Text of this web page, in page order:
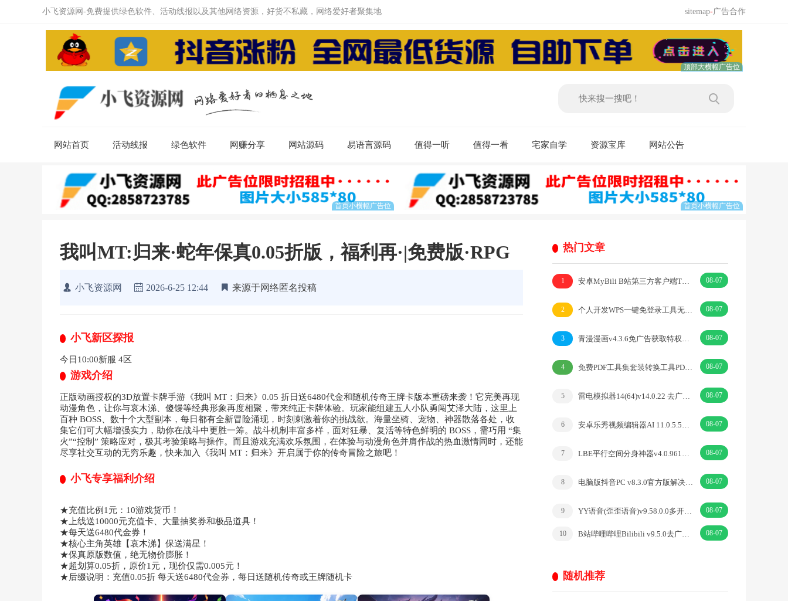
小飞资源网-免费提供绿色软件、活动线报以及其他网络资源，好货不私藏，网络爱好者聚集地 sitemap-广告合作
网站首页 活动线报 绿色软件 网赚分享 网站源码 易语言源码 值得一听 值得一看 宅家自学 资源宝库 网站公告
我叫MT:归来·蛇年保真0.05折版，福利再·|免费版·RPG
小飞资源网 2026-6-25 12:44 来源于网络匿名投稿
小飞新区探报
今日10:00新服 4区
游戏介绍
正版动画授权的3D放置卡牌手游《我叫 MT：归来》0.05 折日送6480代金和随机传奇王牌卡版本重磅来袭！它完美再现
动漫角色，让你与哀木涕、傻馒等经典形象再度相聚，带来纯正卡牌体验。玩家能组建五人小队勇闯艾泽大陆，这里上
百种 BOSS、数十个大型副本，每日都有全新冒险涌现，时刻刺激着你的挑战欲。海量坐骑、宠物、神器散落各处，收
集它们可大幅增强实力，助你在战斗中更胜一筹。战斗机制丰富多样，面对狂暴、复活等特色鲜明的 BOSS，需巧用 “集
火”“控制” 策略应对，极其考验策略与操作。而且游戏充满欢乐氛围，在体验与动漫角色并肩作战的热血激情同时，还能
尽享社交互动的无穷乐趣，快来加入《我叫 MT：归来》开启属于你的传奇冒险之旅吧！
小飞专享福利介绍
★充值比例1元：10游戏货币！
★上线送10000元充值卡、大量抽奖券和极品道具！
★每天送6480代金券！
★核心主角英雄【哀木涕】保送满星！
★保真原版数值，绝无物价膨胀！
★超划算0.05折，原价1元，现价仅需0.005元！
★后缀说明：充值0.05折 每天送6480代金券，每日送随机传奇或王牌随机卡
热门文章
1 安卓MyBili B站第三方客户端TV版v1.6.9 08-07
2 个人开发WPS一键免登录工具无需登录账号 08-07
3 青漫漫画v4.3.6免广告获取特权重制修复版 08-07
4 免费PDF工具集套装转换工具PDFgear v2.1.18 08-07
5 雷电模拟器14(64)v14.0.22 去广告绿色纯净版 08-07
6 安卓乐秀视频编辑器AI 11.0.5.5去广告解锁VIP版 08-07
7 LBE平行空间分身神器v4.0.9612解锁vip专业版 08-07
8 电脑版抖音PC v8.3.0官方版解决网页切换烦恼 08-07
9 YY语音(歪歪语音)v9.58.0.0多开去广告绿色版 08-07
10 B站哔哩哔哩Bilibili v9.5.0去广告内置漫游模块版 08-07
随机推荐